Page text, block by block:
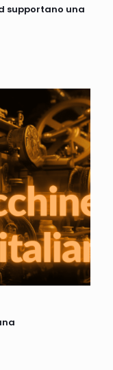
supportano una